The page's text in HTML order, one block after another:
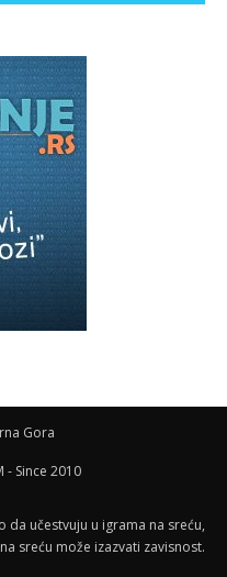
Gora
- Since 2010
da učestvuju u igrama na sreću,
sreću može izazvati zavisnost.